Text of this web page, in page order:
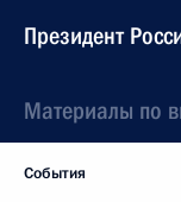
Президент
Материалы по
События